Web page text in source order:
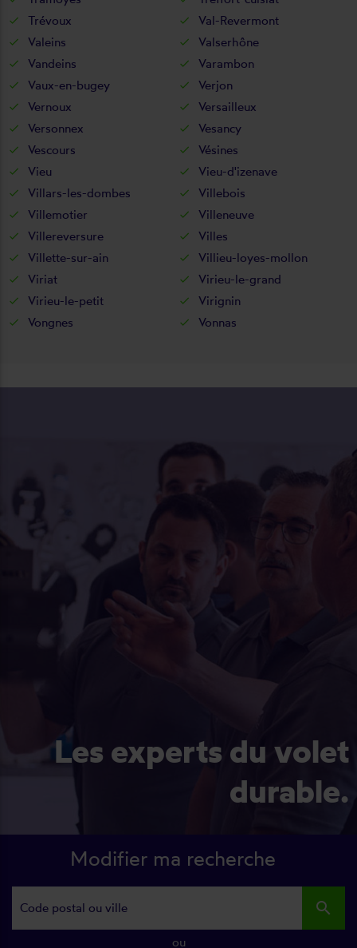
Trévoux
Val-Revermont
Valeins
Valserhône
Vandeins
Varambon
Vaux-en-bugey
Verjon
Vernoux
Versailleux
Versonnex
Vesancy
Vescours
Vésines
Vieu
Vieu-d'izenave
Villars-les-dombes
Villebois
Villemotier
Villeneuve
Villereversure
Villes
Villette-sur-ain
Villieu-loyes-mollon
Viriat
Virieu-le-grand
Virieu-le-petit
Virignin
Vongnes
Vonnas
Les experts du volet
durable.
Modifier ma recherche
search
ou